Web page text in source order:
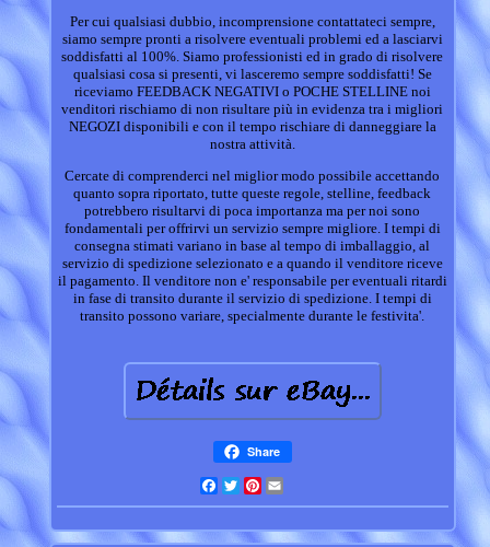
Per cui qualsiasi dubbio, incomprensione contattateci sempre,
siamo sempre pronti a risolvere eventuali problemi ed a lasciarvi
soddisfatti al 100%. Siamo professionisti ed in grado di risolvere
qualsiasi cosa si presenti, vi lasceremo sempre soddisfatti! Se
riceviamo FEEDBACK NEGATIVI o POCHE STELLINE noi
venditori rischiamo di non risultare più in evidenza tra i migliori
NEGOZI disponibili e con il tempo rischiare di danneggiare la
nostra attività.
Cercate di comprenderci nel miglior modo possibile accettando
quanto sopra riportato, tutte queste regole, stelline, feedback
potrebbero risultarvi di poca importanza ma per noi sono
fondamentali per offrirvi un servizio sempre migliore. I tempi di
consegna stimati variano in base al tempo di imballaggio, al
servizio di spedizione selezionato e a quando il venditore riceve
il pagamento. Il venditore non e' responsabile per eventuali ritardi
in fase di transito durante il servizio di spedizione. I tempi di
transito possono variare, specialmente durante le festivita'.
Share
Facebook
TwitterPinterest